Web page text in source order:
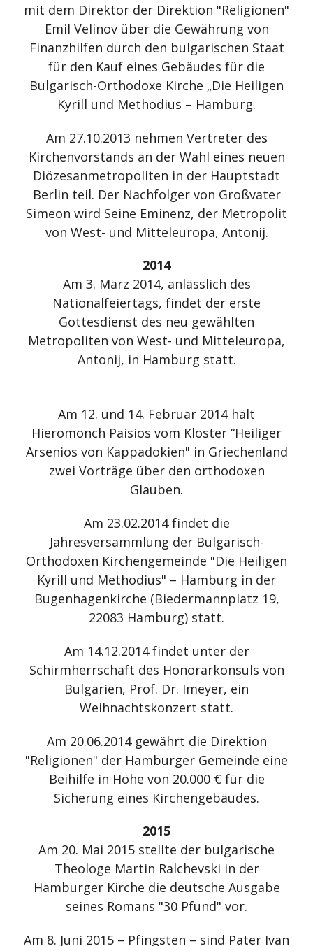
mit dem Direktor der Direktion "Religionen"
Emil Velinov über die Gewährung von
Finanzhilfen durch den bulgarischen Staat
für den Kauf eines Gebäudes für die
Bulgarisch-Orthodoxe Kirche „Die Heiligen
Kyrill und Methodius – Hamburg.
Am 27.10.2013 nehmen Vertreter des
Kirchenvorstands an der Wahl eines neuen
Diözesanmetropoliten in der Hauptstadt
Berlin teil. Der Nachfolger von Großvater
Simeon wird Seine Eminenz, der Metropolit
von West- und Mitteleuropa, Antonij.
2014
Am 3. März 2014, anlässlich des
Nationalfeiertags, findet der erste
Gottesdienst des neu gewählten
Metropoliten von West- und Mitteleuropa,
Antonij, in Hamburg statt.
Am 12. und 14. Februar 2014 hält
Hieromonch Paisios vom Kloster “Heiliger
Arsenios von Kappadokien" in Griechenland
zwei Vorträge über den orthodoxen
Glauben.
Am 23.02.2014 findet die
Jahresversammlung der Bulgarisch-
Orthodoxen Kirchengemeinde "Die Heiligen
Kyrill und Methodius" – Hamburg in der
Bugenhagenkirche (Biedermannplatz 19,
22083 Hamburg) statt.
Am 14.12.2014 findet unter der
Schirmherrschaft des Honorarkonsuls von
Bulgarien, Prof. Dr. Imeyer, ein
Weihnachtskonzert statt.
Am 20.06.2014 gewährt die Direktion
"Religionen" der Hamburger Gemeinde eine
Beihilfe in Höhe von 20.000 € für die
Sicherung eines Kirchengebäudes.
2015
Am 20. Mai 2015 stellte der bulgarische
Theologe Martin Ralchevski in der
Hamburger Kirche die deutsche Ausgabe
seines Romans "30 Pfund" vor.
Am 8. Juni 2015 – Pfingsten – sind Pater Ivan